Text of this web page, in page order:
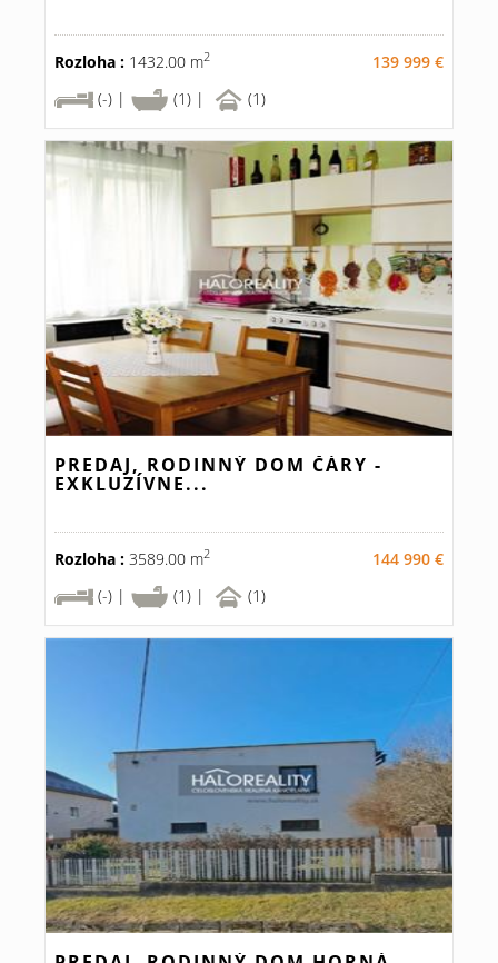
Rozloha : 1432.00 m2
139 999 €
(-) |
(1) | (1)
PREDAJ, RODINNÝ DOM ČÁRY -
EXKLUZÍVNE...
Rozloha : 3589.00 m2
144 990 €
(-) |
(1) | (1)